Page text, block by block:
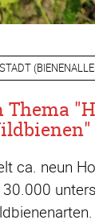
(
Thema
ca. neun